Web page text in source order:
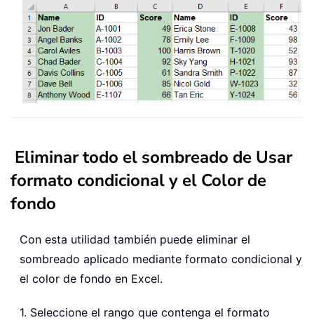
Eliminar todo el sombreado de Usar
formato condicional y el Color de
fondo
Con esta utilidad también puede eliminar el
sombreado aplicado mediante formato condicional y
el color de fondo en Excel.
1. Seleccione el rango que contenga el formato